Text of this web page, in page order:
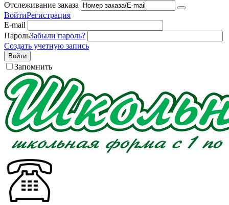
Отслеживание заказа
ВойтиРегистрация
E-mail
ПарольЗабыли пароль?
Создать учетную запись
Войти
Запомнить